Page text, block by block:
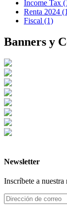
Income Tax
Renta 2024
Fiscal (1)
Banners y
Newsletter
Inscríbete a nuestra